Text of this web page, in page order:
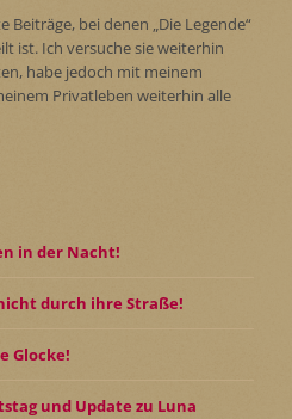
Beiträge, bei denen „Die Legende“
ist. Ich versuche sie weiterhin
habe jedoch mit meinem
Privatleben weiterhin alle
in der Nacht!
durch ihre Straße!
Glocke!
und Update zu Luna